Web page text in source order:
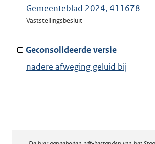
Gemeenteblad 2024, 411678
Vaststellingsbesluit
Geconsolideerde versie
nadere afweging geluid bij